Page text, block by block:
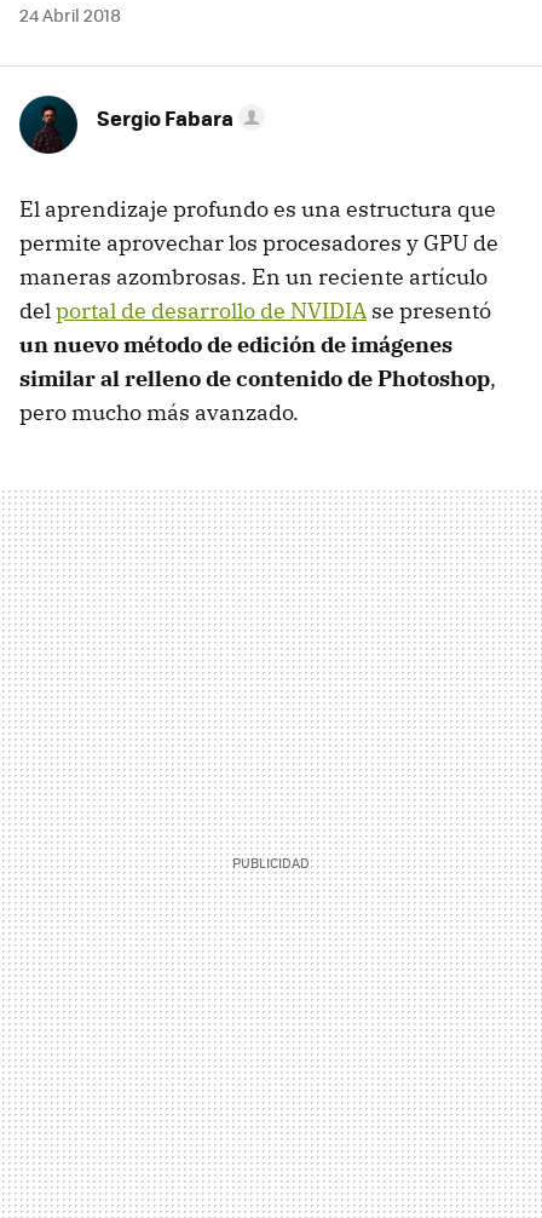
24 Abril 2018
Sergio Fabara
El aprendizaje profundo es una estructura que
permite aprovechar los procesadores y GPU de
maneras azombrosas. En un reciente artículo
delportal de desarrollo de NVIDIA se presentó
un nuevo método de edición de imágenes
similar al relleno de contenido de Photoshop,
pero mucho más avanzado.